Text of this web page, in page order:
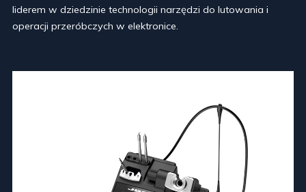
liderem w dziedzinie technologii narzędzi do lutowania i
operacji przeróbczych w elektronice.